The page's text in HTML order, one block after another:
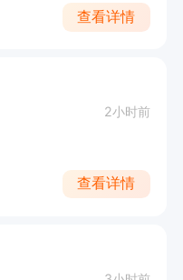
查看详情
2小时前
查看详情